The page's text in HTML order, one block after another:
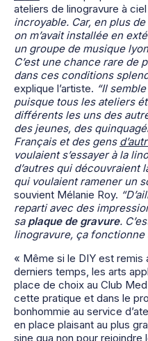
ateliers de linogravure à
incroyable. Car, en plus
on m’avait installée en
un groupe de musique
C’est une chance rare de
dans ces conditions
explique l’artiste. “Il
puisque tous les ateliers
différents les uns des
des jeunes, des
Français et des gens
voulaient s’essayer à la
d’autres qui découvraient
qui voulaient ramener un
souvient Mélanie Roy.
reparti avec des
sa plaque de gravure.
linogravure, ça fonctionne
« Même si le DIY est
derniers temps, les arts
place de choix au Club
cette pratique et dans le
bonhommie au service
en place plaisant au plus
sine qua non pour